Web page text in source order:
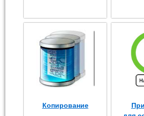
Копирование